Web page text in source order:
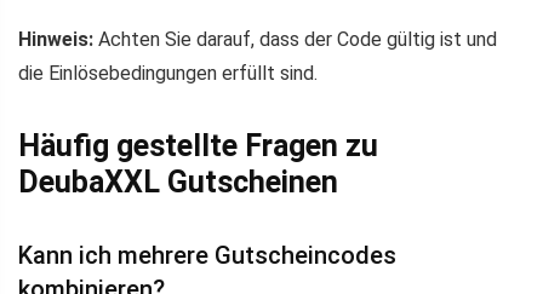
Hinweis: Achten Sie darauf, dass der Code gültig ist und
die Einlösebedingungen erfüllt sind.
Häufig gestellte Fragen zu
DeubaXXL Gutscheinen
Kann ich mehrere Gutscheincodes